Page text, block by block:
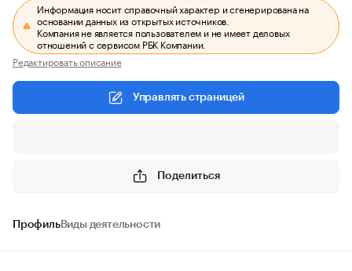
Информация носит справочный характер и сгенерирована на
основании данных из открытых источников.
Компания не является пользователем и не имеет деловых
отношений с сервисом РБК Компании.
Редактировать описание
Управлять страницей
Поделиться
ПрофильВиды деятельности